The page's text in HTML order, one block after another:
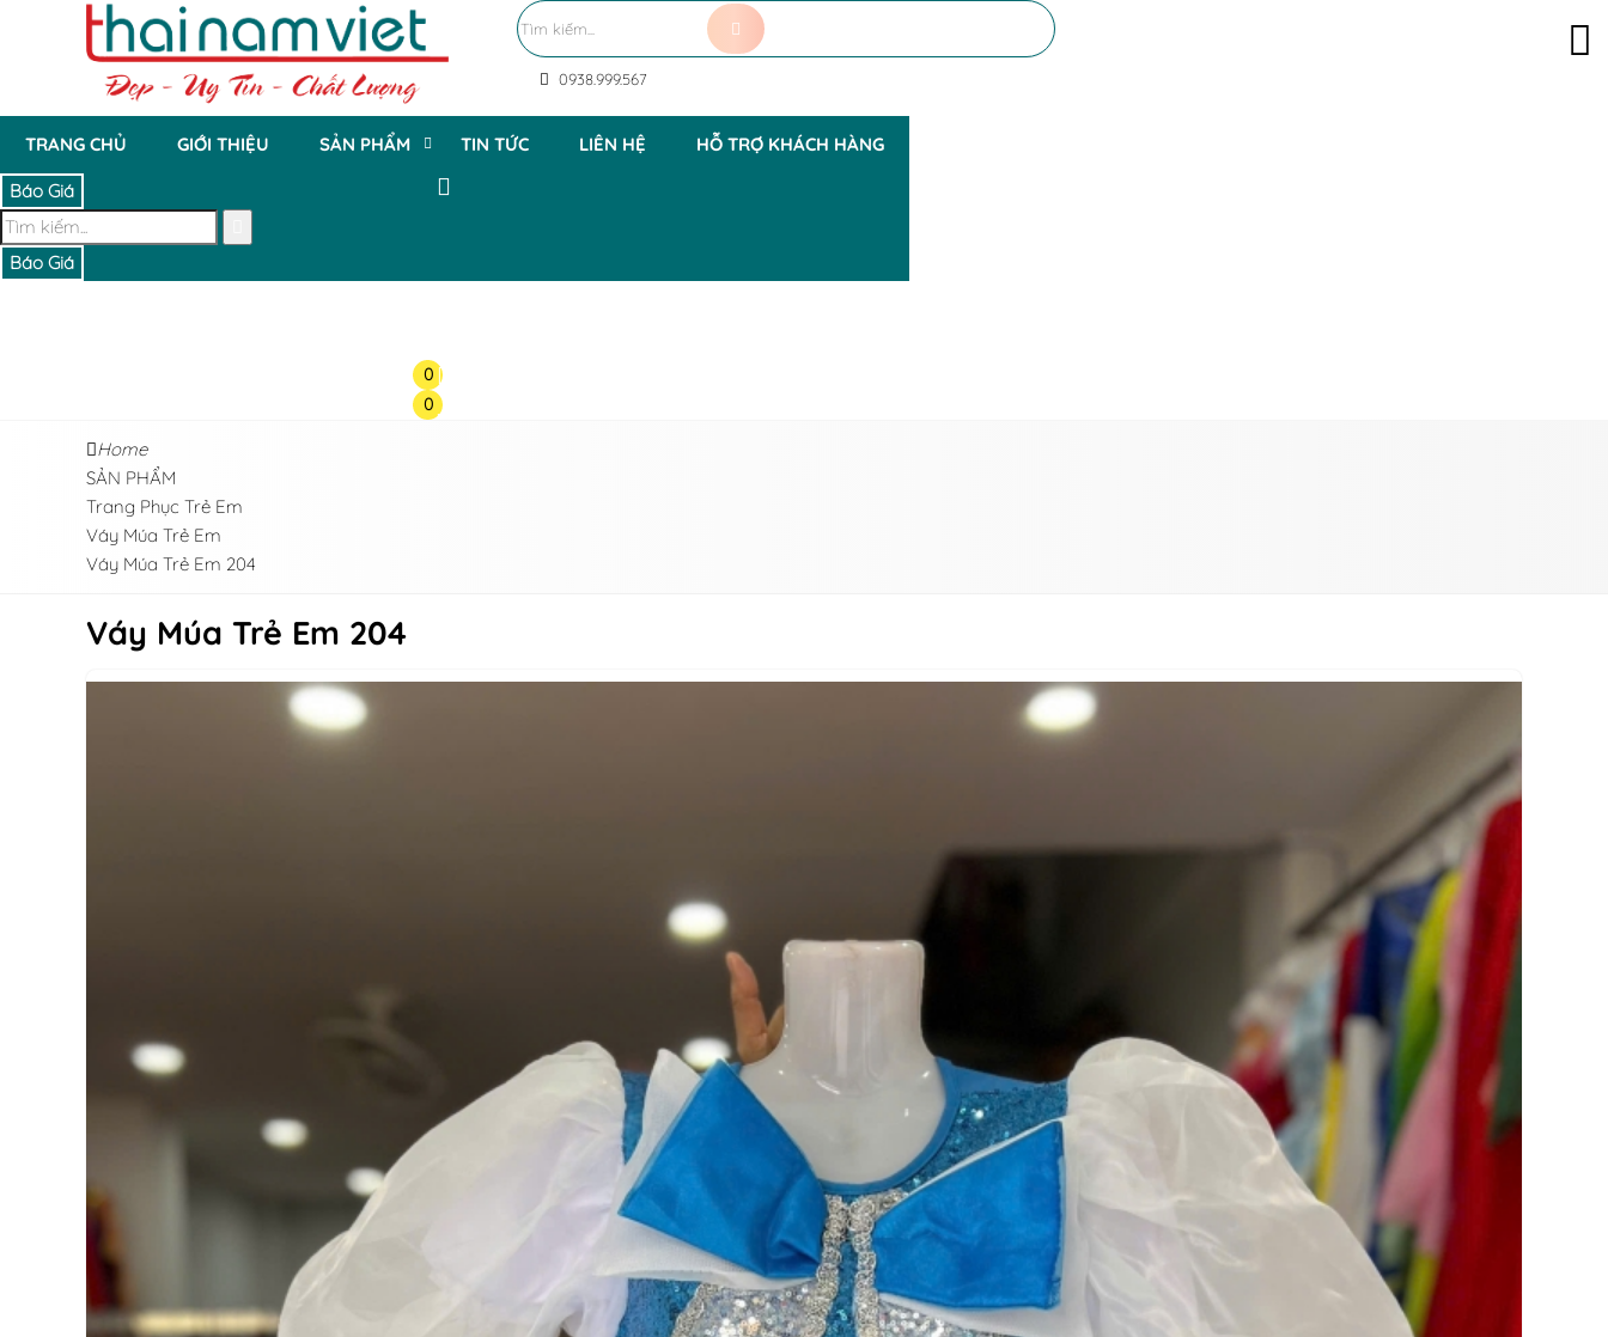
0938.999.567
TRANG CHỦ GIỚI THIỆU SẢN PHẨM TIN TỨC LIÊN HỆ HỖ TRỢ KHÁCH HÀNG
0
0
Báo Giá
Báo Giá
Home
SẢN PHẨM
Trang Phục Trẻ Em
Váy Múa Trẻ Em
Váy Múa Trẻ Em 204
Váy Múa Trẻ Em 204